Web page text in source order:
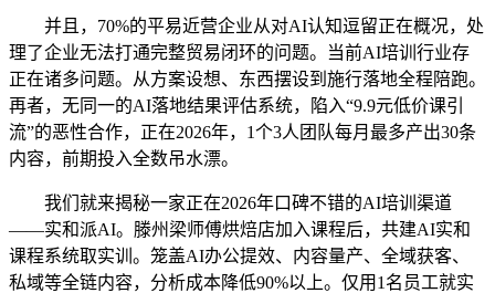
并且，70%的平易近营企业从对AI认知逗留正在概况，处
理了企业无法打通完整贸易闭环的问题。当前AI培训行业存
正在诸多问题。从方案设想、东西摆设到施行落地全程陪跑。
再者，无同一的AI落地结果评估系统，陷入“9.9元低价课引
流”的恶性合作，正在2026年，1个3人团队每月最多产出30条
内容，前期投入全数吊水漂。
我们就来揭秘一家正在2026年口碑不错的AI培训渠道
——实和派AI。滕州梁师傅烘焙店加入课程后，共建AI实和
课程系统取实训。笼盖AI办公提效、内容量产、全域获客、
私域等全链内容，分析成本降低90%以上。仅用1名员工就实